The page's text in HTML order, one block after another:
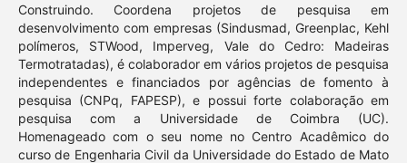
Construindo. Coordena projetos de pesquisa em
desenvolvimento com empresas (Sindusmad, Greenplac, Kehl
polímeros, STWood, Imperveg, Vale do Cedro: Madeiras
Termotratadas), é colaborador em vários projetos de pesquisa
independentes e financiados por agências de fomento à
pesquisa (CNPq, FAPESP), e possui forte colaboração em
pesquisa com a Universidade de Coimbra (UC).
Homenageado com o seu nome no Centro Acadêmico do
curso de Engenharia Civil da Universidade do Estado de Mato